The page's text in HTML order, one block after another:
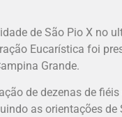
de São Pio X no
Eucarística foi
Grande.
de dezenas de
as orientações